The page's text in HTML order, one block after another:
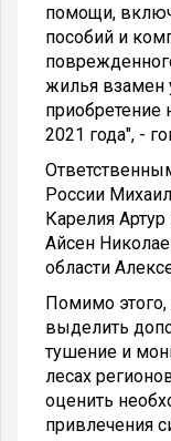
помощи,
пособий и
жилья взамен
приобретение
2021 года", -
России
Карелия
Айсен
области
Помимо этого,
выделить
тушение и
лесах
оценить
привлечения